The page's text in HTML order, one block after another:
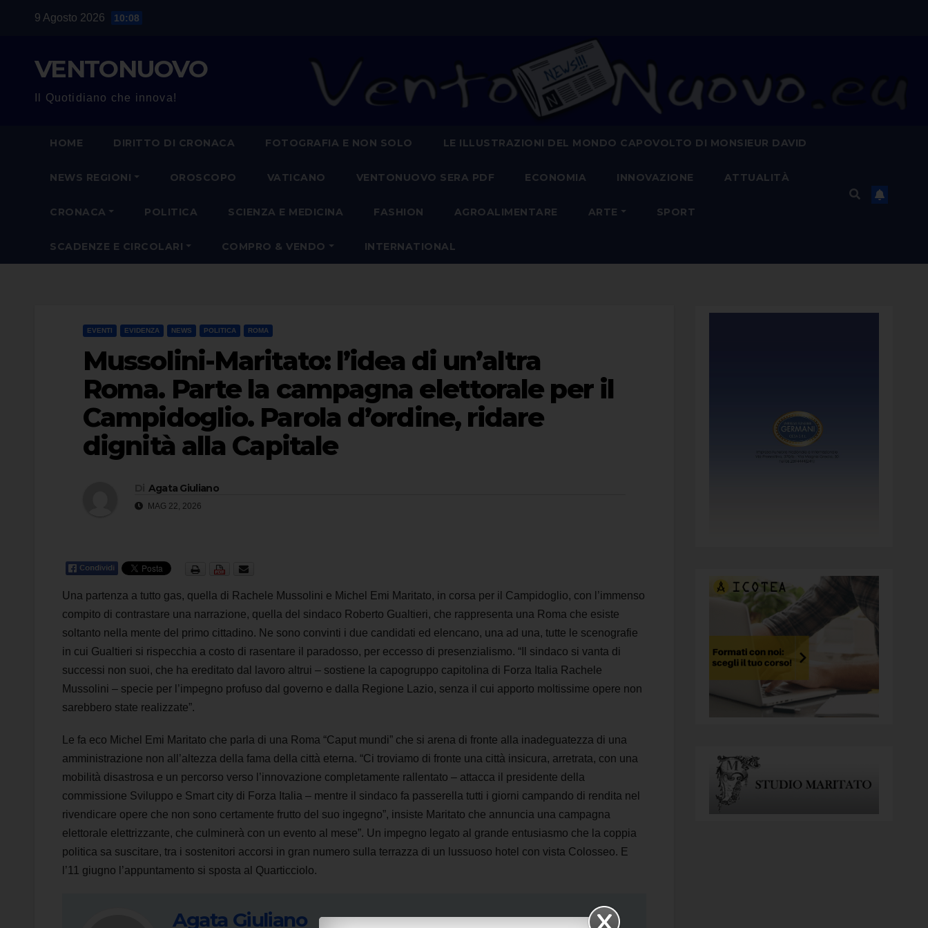
9 Agosto 2026 10:08
VENTONUOVO
Il Quotidiano che innova!
HOME DIRITTO DI CRONACA FOTOGRAFIA E NON SOLO LE ILLUSTRAZIONI DEL MONDO CAPOVOLTO DI MONSIEUR DAVID
NEWS REGIONI OROSCOPO VATICANO VENTONUOVO SERA PDF ECONOMIA INNOVAZIONE ATTUALITÀ
CRONACA POLITICA SCIENZA E MEDICINA FASHION AGROALIMENTARE ARTE SPORT
SCADENZE E CIRCOLARI COMPRO & VENDO INTERNATIONAL
EVENTI EVIDENZA NEWS POLITICA ROMA
Mussolini-Maritato: l’idea di un’altra
Roma. Parte la campagna elettorale per il
Campidoglio. Parola d’ordine, ridare
dignità alla Capitale
Agata Giuliano
MAG 22, 2026
Una partenza a tutto gas, quella di Rachele Mussolini e Michel Emi Maritato, in corsa per il Campidoglio, con l’immenso
compito di contrastare una narrazione, quella del sindaco Roberto Gualtieri, che rappresenta una Roma che esiste
soltanto nella mente del primo cittadino. Ne sono convinti i due candidati ed elencano, una ad una, tutte le scenografie
in cui Gualtieri si rispecchia a costo di rasentare il paradosso, per eccesso di presenzialismo. “Il sindaco si vanta di
successi non suoi, che ha ereditato dal lavoro altrui – sostiene la capogruppo capitolina di Forza Italia Rachele
Mussolini – specie per l’impegno profuso dal governo e dalla Regione Lazio, senza il cui apporto moltissime opere non
sarebbero state realizzate”.
Le fa eco Michel Emi Maritato che parla di una Roma “Caput mundi” che si arena di fronte alla inadeguatezza di una
amministrazione non all’altezza della fama della città eterna. “Ci troviamo di fronte una città insicura, arretrata, con una
mobilità disastrosa e un percorso verso l’innovazione completamente rallentato – attacca il presidente della
commissione Sviluppo e Smart city di Forza Italia – mentre il sindaco fa passerella tutti i giorni campando di rendita nel
rivendicare opere che non sono certamente frutto del suo ingegno”, insiste Maritato che annuncia una campagna
elettorale elettrizzante, che culminerà con un evento al mese”. Un impegno legato al grande entusiasmo che la coppia
politica sa suscitare, tra i sostenitori accorsi in gran numero sulla terrazza di un lussuoso hotel con vista Colosseo. E
l’11 giugno l’appuntamento si sposta al Quarticciolo.
Agata Giuliano